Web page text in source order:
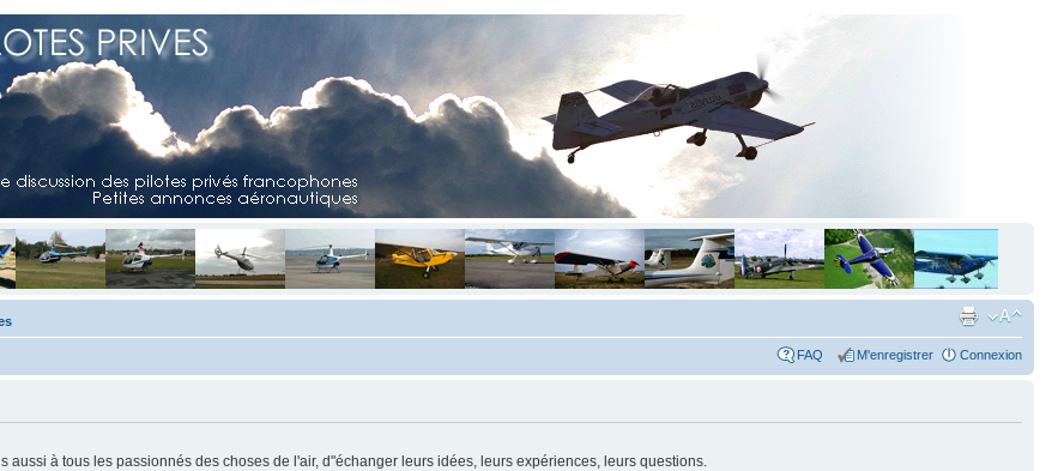
FAQ M'enregistrer Connexion
à tous les passionnés des choses de l'air, d"échanger leurs idées, leurs expériences, leurs questions.